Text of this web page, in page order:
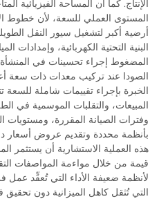
الإنتاج. كما أن المساحة الفيزيائية
المستوى العملي للسعة، لأن خطوط
أرضية أكبر لتشغيل سيور النقل
البنية التحتية الكهربائية، وإمدادات
المضغوط إجراء تحسينات في
الصودا عند تركيب معدات ذات سعة
الخبرة بإجراء تقييمات شاملة للسعة
المبيعات، والتقلبات الموسمية في
وفترات الصيانة المقررة، ومستويات
بأنظمة محددة وتقديم عروض أسعار
هذه العملية الاستشارية أن
قيمة من خلال مواءمة المواصفات
لأنظمة ضعيفة الأداء التي تُعقِّد عمل
التي تُثقل كاهل الميزانية دون تحقيق